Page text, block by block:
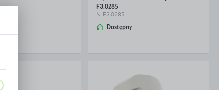
F3.0285
N-F3.0285
Dostępny
WIĘCEJ